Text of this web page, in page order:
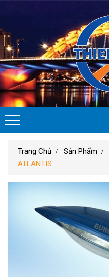
Trang Chủ Sản Phẩm
ATLANTIS